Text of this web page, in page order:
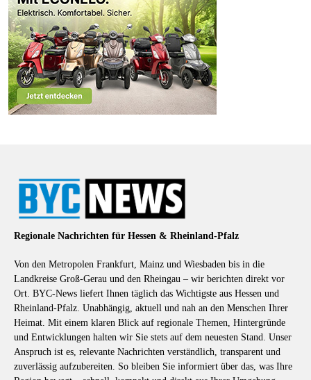
Regionale Nachrichten für Hessen & Rheinland-Pfalz
Von den Metropolen Frankfurt, Mainz und Wiesbaden bis in die
Landkreise Groß-Gerau und den Rheingau – wir berichten direkt vor
Ort. BYC-News liefert Ihnen täglich das Wichtigste aus Hessen und
Rheinland-Pfalz. Unabhängig, aktuell und nah an den Menschen Ihrer
Heimat. Mit einem klaren Blick auf regionale Themen, Hintergründe
und Entwicklungen halten wir Sie stets auf dem neuesten Stand. Unser
Anspruch ist es, relevante Nachrichten verständlich, transparent und
zuverlässig aufzubereiten. So bleiben Sie informiert über das, was Ihre